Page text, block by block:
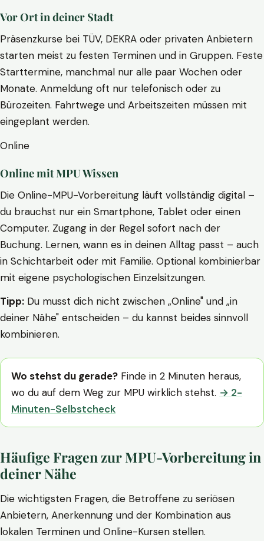
Vor Ort in deiner Stadt
Präsenzkurse bei TÜV, DEKRA oder privaten Anbietern
starten meist zu festen Terminen und in Gruppen. Feste
Starttermine, manchmal nur alle paar Wochen oder
Monate. Anmeldung oft nur telefonisch oder zu
Bürozeiten. Fahrtwege und Arbeitszeiten müssen mit
eingeplant werden.
Online
Online mit MPU Wissen
Die Online-MPU-Vorbereitung läuft vollständig digital –
du brauchst nur ein Smartphone, Tablet oder einen
Computer. Zugang in der Regel sofort nach der
Buchung. Lernen, wann es in deinen Alltag passt – auch
in Schichtarbeit oder mit Familie. Optional kombinierbar
mit eigene psychologischen Einzelsitzungen.
Tipp: Du musst dich nicht zwischen „Online" und „in
deiner Nähe" entscheiden – du kannst beides sinnvoll
kombinieren.
Wo stehst du gerade? Finde in 2 Minuten heraus,
wo du auf dem Weg zur MPU wirklich stehst. → 2-
Minuten-Selbstcheck
Häufige Fragen zur MPU-Vorbereitung in
deiner Nähe
Die wichtigsten Fragen, die Betroffene zu seriösen
Anbietern, Anerkennung und der Kombination aus
lokalen Terminen und Online-Kursen stellen.